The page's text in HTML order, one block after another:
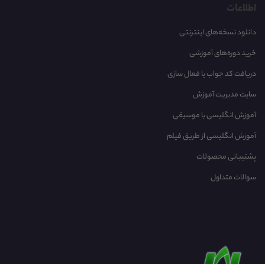
اطلاعات
دانلود نسخه‌های اینترنتی
خرید دوره‌های آموزشی
دریافت کد جواب یا فعال سازی
سایت مدیریت آموزش
آموزش انگلیسی با موسیقی‌
آموزش انگلیسی از طریق فیلم
پشتیبانی محصولات
سوالات متداول